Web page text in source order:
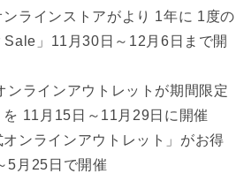
ラインストアがより 1年に 1度の
」11月30日～12月6日まで開
ンラインアウトレットが期間限定
11月15日～11月29日に開催
ンラインアウトレット」がお得
5月25日で開催